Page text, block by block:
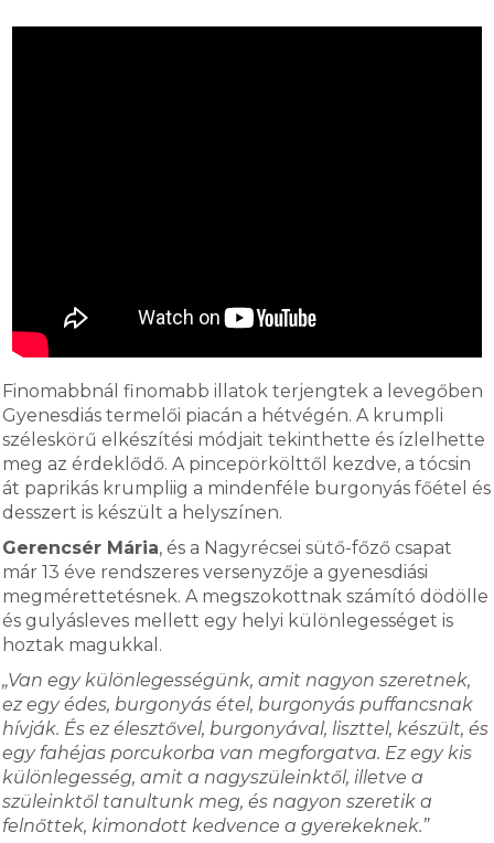
Finomabbnál finomabb illatok terjengtek a levegőben
Gyenesdiás termelői piacán a hétvégén. A krumpli
széleskörű elkészítési módjait tekinthette és ízlelhette
meg az érdeklődő. A pincepörkölttől kezdve, a tócsin
át paprikás krumpliig a mindenféle burgonyás főétel és
desszert is készült a helyszínen.
Gerencsér Mária, és a Nagyrécsei sütő-főző csapat
már 13 éve rendszeres versenyzője a gyenesdiási
megmérettetésnek. A megszokottnak számító dödölle
és gulyásleves mellett egy helyi különlegességet is
hoztak magukkal.
„Van egy különlegességünk, amit nagyon szeretnek,
ez egy édes, burgonyás étel, burgonyás puffancsnak
hívják. És ez élesztővel, burgonyával, liszttel, készült, és
egy fahéjas porcukorba van megforgatva. Ez egy kis
különlegesség, amit a nagyszüleinktől, illetve a
szüleinktől tanultunk meg, és nagyon szeretik a
felnőttek, kimondott kedvence a gyerekeknek.”